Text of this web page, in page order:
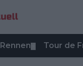
Rennen Tour de